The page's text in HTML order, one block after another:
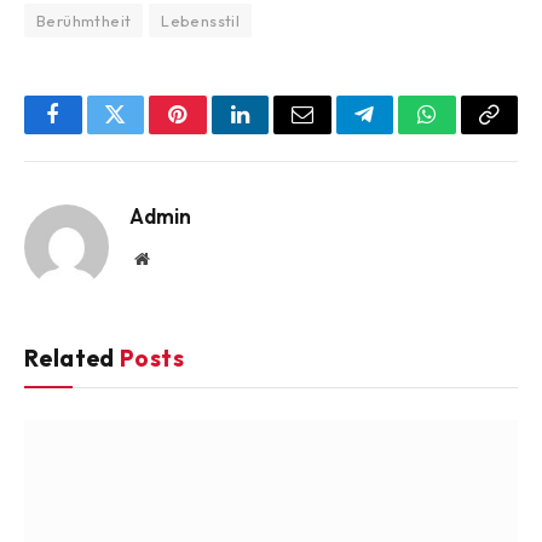
Berühmtheit Lebensstil
FacebookTwitterPinterestLinkedInEmail TelegramWhatsApp
Copy
Admin
Website
Related Posts